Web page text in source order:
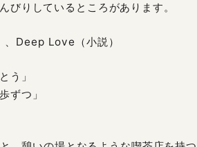
びりしているところがあります。
、Deep Love（小説）
う」
ずつ」